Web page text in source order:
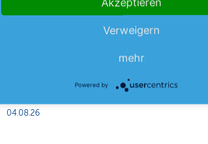
04.08.26
Verweigern
mehr
Powered by